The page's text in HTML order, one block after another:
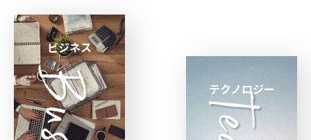
ビジネス
テクノロジー